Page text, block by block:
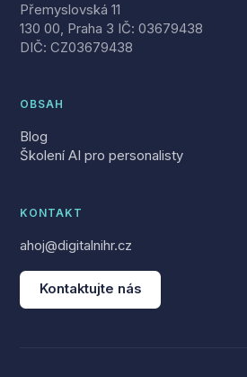
Přemyslovská 11
130 00, Praha 3 IČ: 03679438
DIČ: CZ03679438
OBSAH
Blog
Školení AI pro personalisty
KONTAKT
ahoj@digitalnihr.cz
Kontaktujte nás